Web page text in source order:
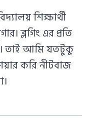
শিক্ষার্থী
ব্লগিং এর প্রতি
তাই আমি যতটুকু
করি নীটবাজ